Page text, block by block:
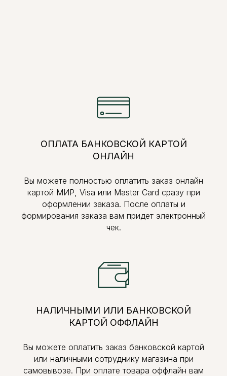
ОПЛАТА БАНКОВСКОЙ КАРТОЙ
ОНЛАЙН
Вы можете полностью оплатить заказ онлайн
картой МИР, Visa или Master Card сразу при
оформлении заказа. После оплаты и
формирования заказа вам придет электронный
чек.
НАЛИЧНЫМИ ИЛИ БАНКОВСКОЙ
КАРТОЙ ОФФЛАЙН
Вы можете оплатить заказ банковской картой
или наличными сотруднику магазина при
самовывозе. При оплате товара оффлайн вам